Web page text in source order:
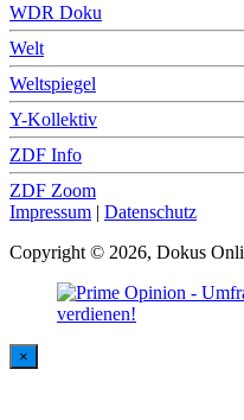
WDR Doku
Welt
Weltspiegel
Y-Kollektiv
ZDF Info
ZDF Zoom
Impressum | Datenschutz
Copyright © 2026, Dokus
×